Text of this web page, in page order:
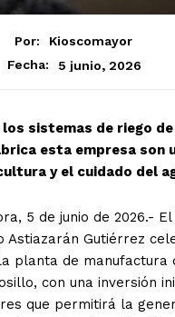
Por:
Kioscomayor
Fecha:
5 junio, 2026
los sistemas de riego
esta empresa son
y el cuidado del
5 de junio de 2026.-
Astiazarán Gutiérrez
planta de manufactura
con una inversión
que permitirá la